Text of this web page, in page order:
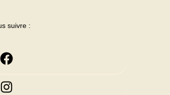
suivre :